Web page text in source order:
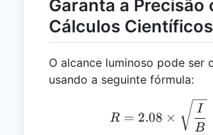
Garanta a Precisão
Cálculos Científicos
O alcance luminoso pode ser
usando a seguinte fórmula:
R =
R = 2.08 ×
B
I